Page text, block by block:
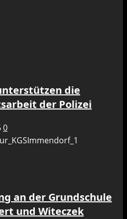
die
der Polizei
0
an der Grundschule
und Witeczek